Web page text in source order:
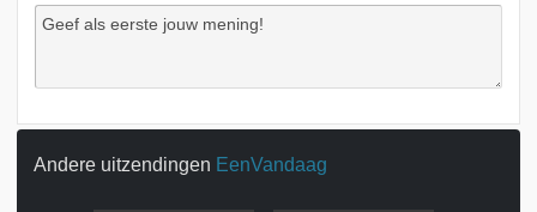
Andere uitzendingen EenVandaag